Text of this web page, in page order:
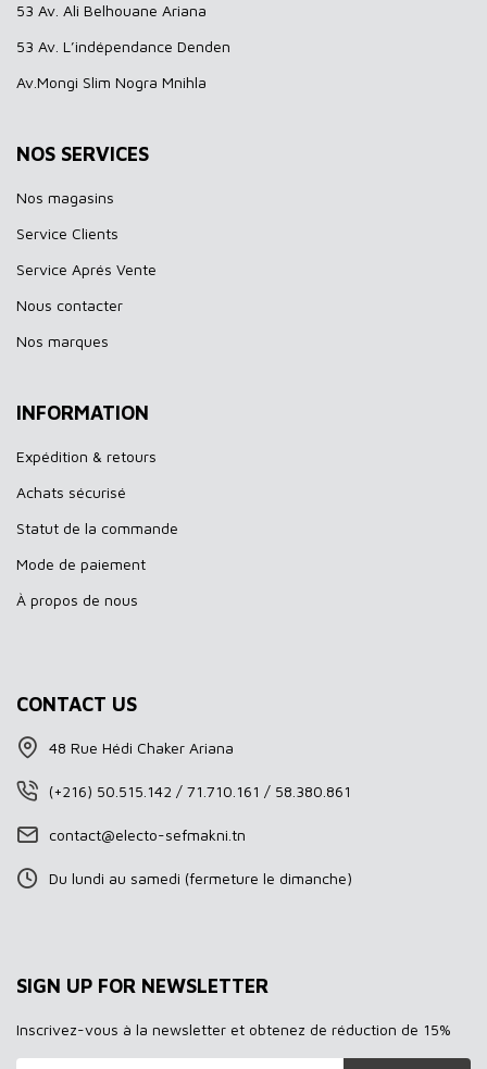
53 Av. Ali Belhouane Ariana
53 Av. L’indépendance Denden
Av.Mongi Slim Nogra Mnihla
NOS SERVICES
Nos magasins
Service Clients
Service Aprés Vente
Nous contacter
Nos marques
INFORMATION
Expédition & retours
Achats sécurisé
Statut de la commande
Mode de paiement
À propos de nous
CONTACT US
48 Rue Hédi Chaker Ariana
(+216) 50.515.142 / 71.710.161 / 58.380.861
contact@electo-sefmakni.tn
Du lundi au samedi (fermeture le dimanche)
SIGN UP FOR NEWSLETTER
Inscrivez-vous à la newsletter et obtenez de réduction de 15%